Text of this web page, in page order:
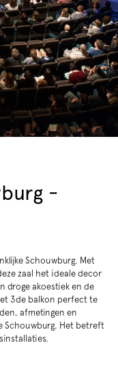
-
Schouwburg. Met
zaal het ideale decor
droge akoestiek en de
3de balkon perfect te
afmetingen en
Schouwburg. Het betreft